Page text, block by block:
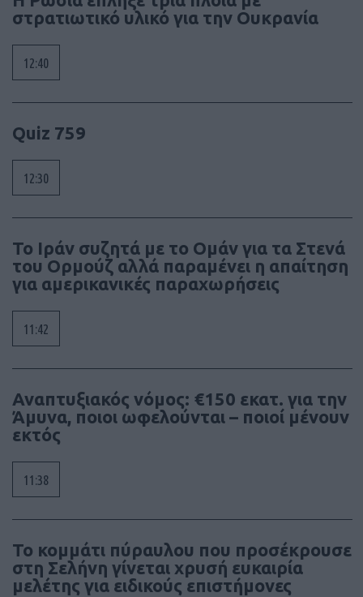
στρατιωτικό υλικό για την Ουκρανία
12:40
Quiz 759
12:30
To Ιράν συζητά με το Ομάν για τα Στενά
του Ορμούζ αλλά παραμένει η απαίτηση
για αμερικανικές παραχωρήσεις
11:42
Αναπτυξιακός νόμος: €150 εκατ. για την
Άμυνα, ποιοι ωφελούνται – ποιοί μένουν
εκτός
11:38
Το κομμάτι πύραυλου που προσέκρουσε
στη Σελήνη γίνεται χρυσή ευκαιρία
μελέτης για ειδικούς επιστήμονες